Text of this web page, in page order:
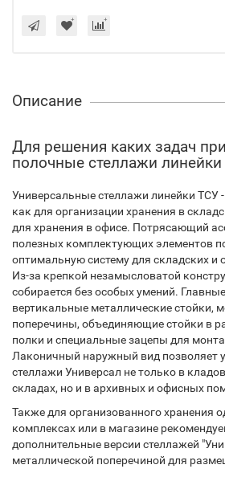
Описание
Для решения каких задач
полочные стеллажи
Универсальные стеллажи линейки ТСУ
как для организации хранения в
для хранения в офисе. Потрясающий
полезных комплектующих элементов
оптимальную систему для складских
Из-за крепкой незамысловатой
собирается без особых умений.
вертикальные металлические стойки,
поперечины, объединяющие стойки в
полки и специальные зацепы для
Лаконичный наружный вид позволяет
стеллажи Универсал не только в
складах, но и в архивных и офисных
Также для организованного хранения
комплексах или в магазине
дополнительные версии стеллажей
металлической поперечиной для